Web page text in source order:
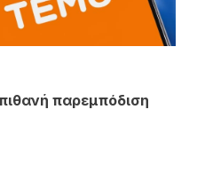
παρεμπόδιση